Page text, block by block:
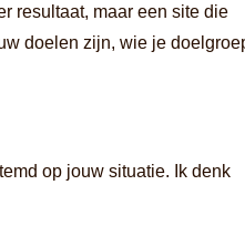
resultaat, maar een site die
doelen zijn, wie je
op jouw situatie. Ik denk